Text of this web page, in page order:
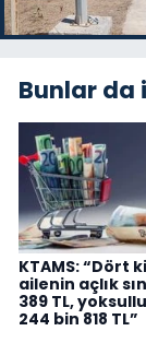
Bunlar da
KTAMS: “Dört
ailenin açlık
389 TL,
244 bin 818 TL”